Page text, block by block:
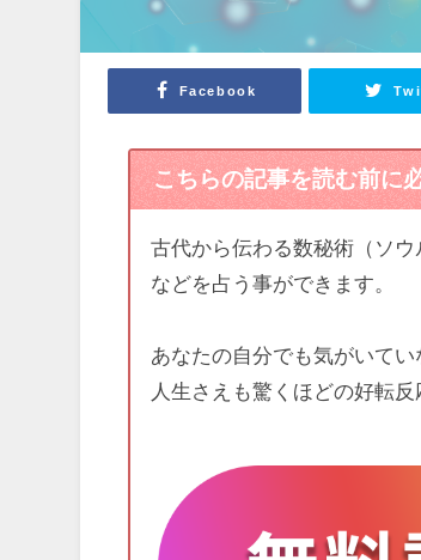
Facebook
こちらの記事を読む前に
古代から伝わる数秘術（ソ
などを占う事ができます。
あなたの自分でも気がいて
人生さえも驚くほどの好転